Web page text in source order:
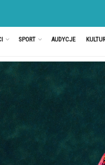
SPORT AUDYCJE